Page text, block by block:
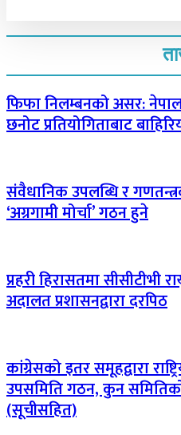
फिफा निलम्बनको असर:
छनोट प्रतियोगिताबाट
संवैधानिक उपलब्धि र
‘अग्रगामी मोर्चा’ गठन हुने
प्रहरी हिरासतमा सीसीटीभी
अदालत प्रशासनद्वारा दरपिठ
कांग्रेसको इतर समूहद्वारा
उपसमिति गठन, कुन
(सूचीसहित)